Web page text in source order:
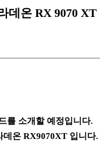
데온 RX 9070
를 소개할 예정입니다.
온 RX9070XT 입니